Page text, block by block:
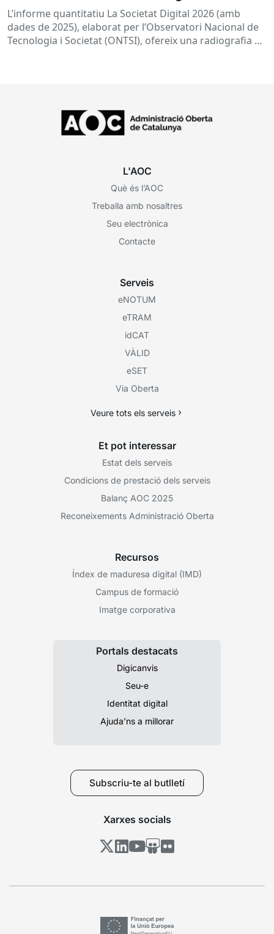
L’informe quantitatiu La Societat Digital 2026 (amb
dades de 2025), elaborat per l’Observatori Nacional de
Tecnologia i Societat (ONTSI), ofereix una radiografia de
L'AOC
Què és l’AOC
Treballa amb nosaltres
Seu electrònica
Contacte
Serveis
eNOTUM
eTRAM
idCAT
VÀLID
eSET
Via Oberta
Veure tots els serveis
Et pot interessar
Estat dels serveis
Condicions de prestació dels serveis
Balanç AOC 2025
Reconeixements Administració Oberta
Recursos
Índex de maduresa digital (IMD)
Campus de formació
Imatge corporativa
Portals destacats
Digicanvis
Seu-e
Identitat digital
Ajuda’ns a millorar
Subscriu-te al butlletí
Xarxes socials